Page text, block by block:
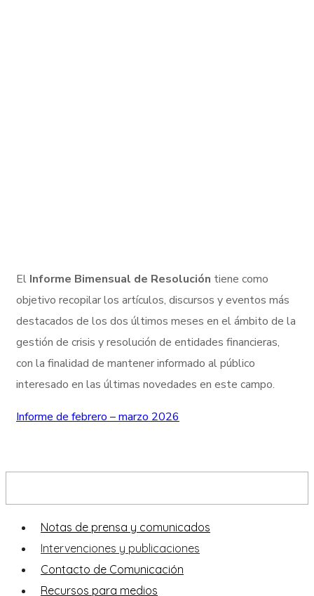
El Informe Bimensual de Resolución tiene como
objetivo recopilar los artículos, discursos y eventos más
destacados de los dos últimos meses en el ámbito de la
gestión de crisis y resolución de entidades financieras,
con la finalidad de mantener informado al público
interesado en las últimas novedades en este campo.
Informe de febrero – marzo 2026
Notas de prensa y comunicados
Intervenciones y publicaciones
Contacto de Comunicación
Recursos para medios